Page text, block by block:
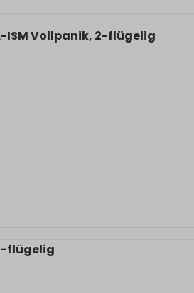
ISM Vollpanik, 2-flügelig
flügelig